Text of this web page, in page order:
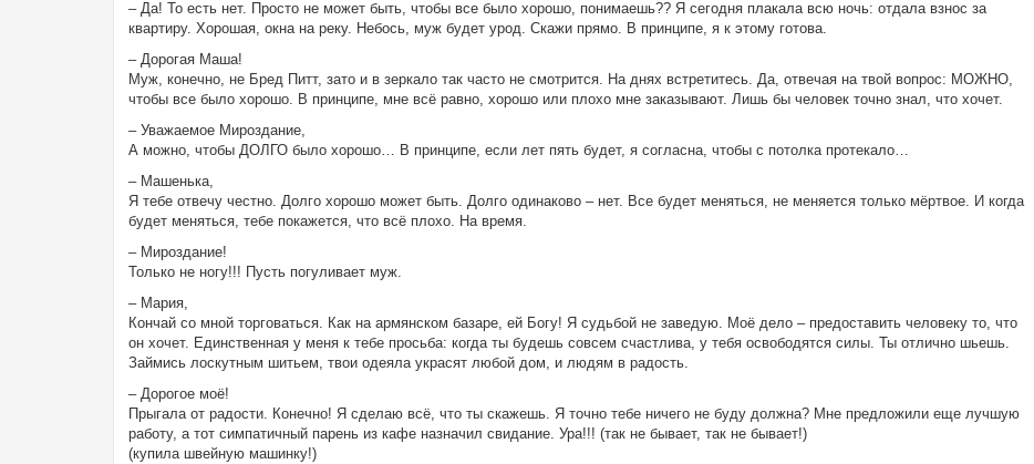
– Да! То есть нет. Просто не может быть, чтобы все было хорошо, понимаешь?? Я сегодня плакала всю ночь: отдала взнос за
квартиру. Хорошая, окна на реку. Небось, муж будет урод. Скажи прямо. В принципе, я к этому готова.
– Дорогая Маша!
Муж, конечно, не Бред Питт, зато и в зеркало так часто не смотрится. На днях встретитесь. Да, отвечая на твой вопрос: МОЖНО,
чтобы все было хорошо. В принципе, мне всё равно, хорошо или плохо мне заказывают. Лишь бы человек точно знал, что хочет.
– Уважаемое Мироздание,
А можно, чтобы ДОЛГО было хорошо… В принципе, если лет пять будет, я согласна, чтобы с потолка протекало…
– Машенька,
Я тебе отвечу честно. Долго хорошо может быть. Долго одинаково – нет. Все будет меняться, не меняется только мёртвое. И когда
будет меняться, тебе покажется, что всё плохо. На время.
– Мироздание!
Только не ногу!!! Пусть погуливает муж.
– Мария,
Кончай со мной торговаться. Как на армянском базаре, ей Богу! Я судьбой не заведую. Моё дело – предоставить человеку то, что
он хочет. Единственная у меня к тебе просьба: когда ты будешь совсем счастлива, у тебя освободятся силы. Ты отлично шьешь.
Займись лоскутным шитьем, твои одеяла украсят любой дом, и людям в радость.
– Дорогое моё!
Прыгала от радости. Конечно! Я сделаю всё, что ты скажешь. Я точно тебе ничего не буду должна? Мне предложили еще лучшую
работу, а тот симпатичный парень из кафе назначил свидание. Ура!!! (так не бывает, так не бывает!)
(купила швейную машинку!)